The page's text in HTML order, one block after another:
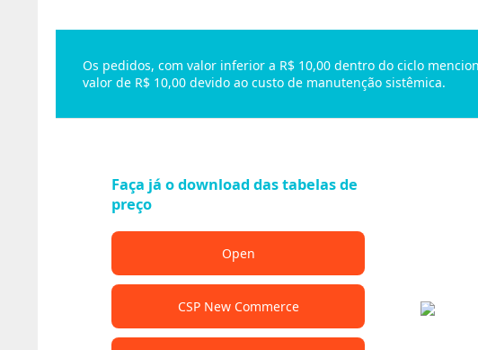
Os pedidos, com valor inferior a R$ 10,00 dentro do ciclo
valor de R$ 10,00 devido ao custo de manutenção sistêmica.
Faça já o download das tabelas de
preço
Open
CSP New Commerce